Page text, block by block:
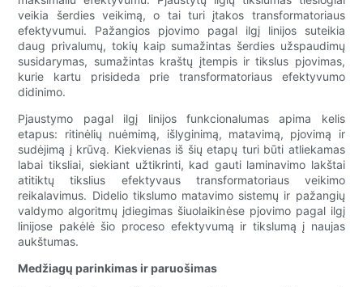
veikia šerdies veikimą, o tai turi įtakos transformatoriaus
efektyvumui. Pažangios pjovimo pagal ilgį linijos suteikia
daug privalumų, tokių kaip sumažintas šerdies užspaudimų
susidarymas, sumažintas kraštų įtempis ir tikslus pjovimas,
kurie kartu prisideda prie transformatoriaus efektyvumo
didinimo.
Pjaustymo pagal ilgį linijos funkcionalumas apima kelis
etapus: ritinėlių nuėmimą, išlyginimą, matavimą, pjovimą ir
sudėjimą į krūvą. Kiekvienas iš šių etapų turi būti atliekamas
labai tiksliai, siekiant užtikrinti, kad gauti laminavimo lakštai
atitiktų tikslius efektyvaus transformatoriaus veikimo
reikalavimus. Didelio tikslumo matavimo sistemų ir pažangių
valdymo algoritmų įdiegimas šiuolaikinėse pjovimo pagal ilgį
linijose pakėlė šio proceso efektyvumą ir tikslumą į naujas
aukštumas.
Medžiagų parinkimas ir paruošimas